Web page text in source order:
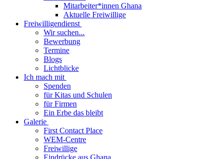
Mitarbeiter*innen Ghana
Aktuelle Freiwillige
Freiwilligendienst
Wir suchen...
Bewerbung
Termine
Blogs
Lichtblicke
Ich mach mit
Spenden
für Kitas und Schulen
für Firmen
Ein Erbe das bleibt
Galerie
First Contact Place
WEM-Centre
Freiwillige
Eindrücke aus Ghana